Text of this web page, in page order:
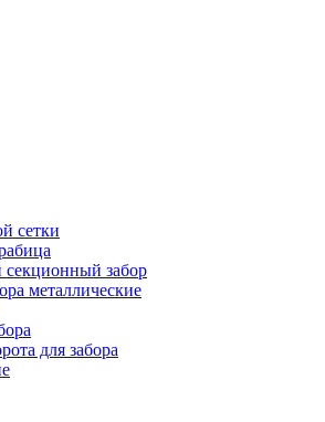
сетки
секционный забор
металлические
для забора